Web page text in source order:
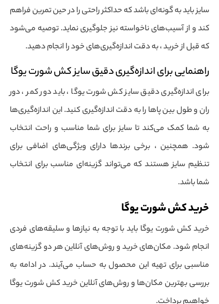
سایز باید به گونه‌ای باشد که حداکثر راحتی را در حین تمرین فراهم
کند و از آسیب‌های ناخواسته نیز جلوگیری نماید. توصیه می‌شود
که قبل از خرید ، به دقت اندازه‌گیری‌های خود را انجام دهید.
راهنمایی برای اندازه‌گیری دقیق سایز کش شورت یوگا
برای اندازه‌گیری دقیق سایز کش شورت یوگا ، باید دور کمر ، دور
ران و طول بین پاها را به دقت اندازه‌گیری کنید. این اندازه‌گیری‌ها
به شما کمک می‌کند تا سایز برای شما مناسب و راحت انتخاب
شود. همچنین ، برخی برندها دارای ویژگی‌های اضافی برای
تنظیم سایز هستند که می‌تواند گزینه‌ای مناسب برای انتخاب
شما باشد.
خرید کش شورت یوگا
خرید کش شورت یوگا باید با توجه به نیازها و سلیقه‌های فردی
انجام شود. مکان‌های خرید و روش‌های آنلاین هر دو گزینه‌های
مناسبی برای تهیه این محصول به حساب می‌آیند. در ادامه به
بررسی بهترین مکان‌ها و روش‌های آنلاین خرید کش شورت یوگا